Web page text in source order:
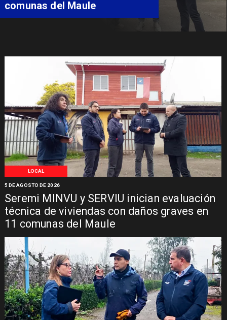
LOCAL
Seremi MINVU y SERVIU inician evaluación
técnica de viviendas con daños graves en
11 comunas del Maule
5 DE AGOSTO DE 2026
comunas del Maule